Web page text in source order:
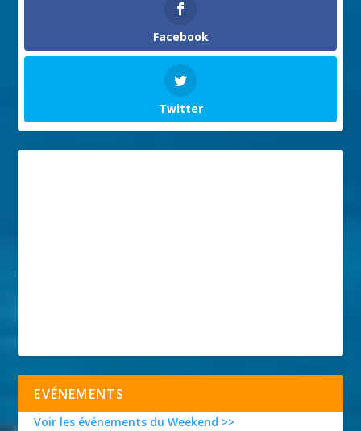
Facebook
Twitter
EVÉNEMENTS
Voir les événements du Weekend >>